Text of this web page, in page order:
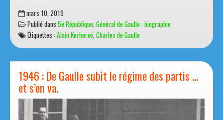
Lire la suite
La
France
veuve
mars 10, 2019
Publié dans5e République,Général de Gaulle : biographie
1946 : De Gaulle subit le régime des partis …
et s’en va.